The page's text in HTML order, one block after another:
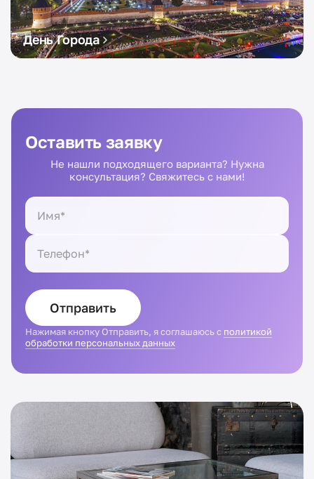
День Города
Оставить заявку
Не нашли подходящего варианта? Нужна
консультация? Свяжитесь с нами!
Отправить
Нажимая кнопку Отправить, я соглашаюсь с политикой
обработки персональных данных